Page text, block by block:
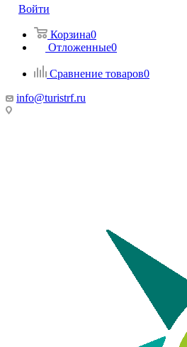
Войти
Корзина0
Отложенные0
Сравнение товаров0
info@turistrf.ru